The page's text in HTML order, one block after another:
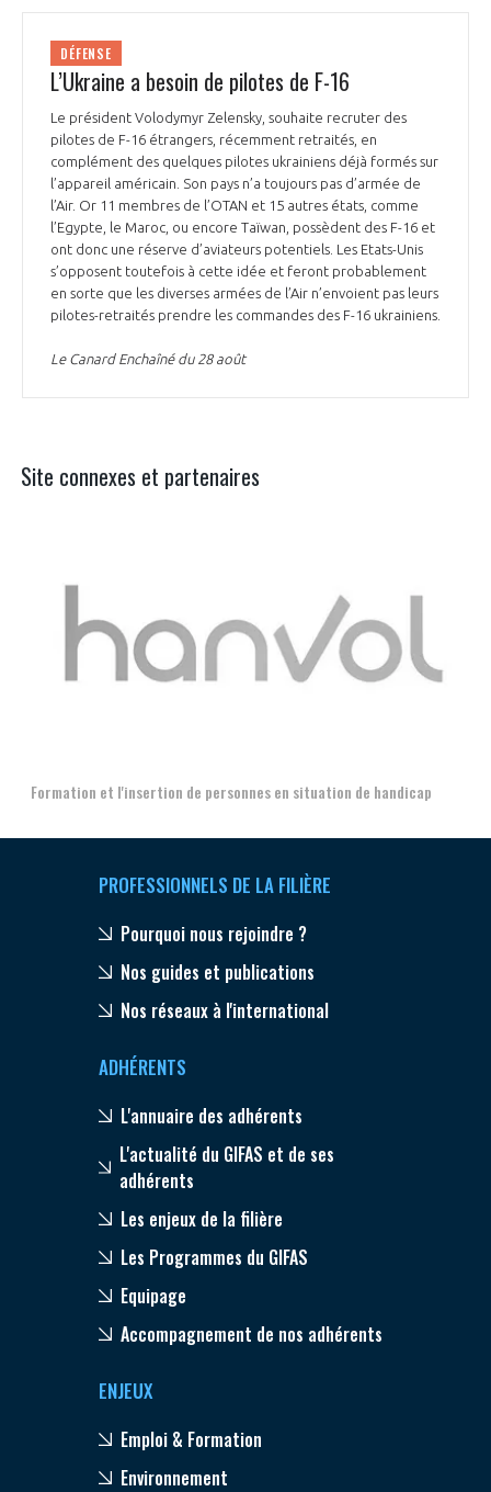
DÉFENSE
L’Ukraine a besoin de pilotes de F-16
Le président Volodymyr Zelensky, souhaite recruter des
pilotes de F-16 étrangers, récemment retraités, en
complément des quelques pilotes ukrainiens déjà formés sur
l’appareil américain. Son pays n’a toujours pas d’armée de
l’Air. Or 11 membres de l’OTAN et 15 autres états, comme
l’Egypte, le Maroc, ou encore Taïwan, possèdent des F-16 et
ont donc une réserve d’aviateurs potentiels. Les Etats-Unis
s’opposent toutefois à cette idée et feront probablement
en sorte que les diverses armées de l’Air n’envoient pas leurs
pilotes-retraités prendre les commandes des F-16 ukrainiens.
Le Canard Enchaîné du 28 août
Site connexes et partenaires
Formation et l'insertion de personnes en situation de handicap
PROFESSIONNELS DE LA FILIÈRE
Pourquoi nous rejoindre ?
Nos guides et publications
Nos réseaux à l'international
ADHÉRENTS
L'annuaire des adhérents
L'actualité du GIFAS et de ses
adhérents
Les enjeux de la filière
Les Programmes du GIFAS
Equipage
Accompagnement de nos adhérents
ENJEUX
Emploi & Formation
Environnement